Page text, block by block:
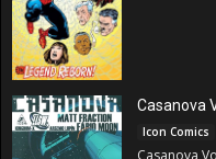
Casanova
Icon Comics